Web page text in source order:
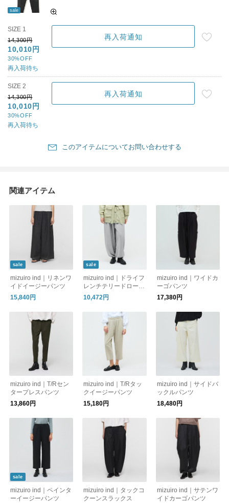
sale
SIZE 1
14,300円
10,010円
30%OFF
再入荷待ち
再入荷通知
SIZE 2
14,300円
10,010円
30%OFF
再入荷待ち
再入荷通知
このアイテムについてお問い合わせする
関連アイテム
sale
mizuiro ind｜リネンワ
イドイージーパンツ
15,840円
sale
mizuiro ind｜ドライフ
レンチテリードロース
トリングヘムパンツ
10,472円
mizuiro ind｜ワイドカ
ーゴパンツ
17,380円
mizuiro ind｜T/Rセン
タープレスパンツ
13,860円
mizuiro ind｜T/Rタッ
クイージーパンツ
15,180円
mizuiro ind｜サイドバ
ックルパンツ
18,480円
sale
mizuiro ind｜ペインタ
ーイージーパンツ
mizuiro ind｜タックコ
クーンスラックス
mizuiro ind｜サテンワ
イドカーゴパンツ